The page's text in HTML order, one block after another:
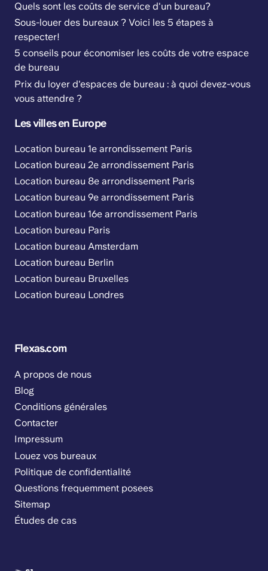
Quels sont les coûts de service d'un bureau?
Sous-louer des bureaux ? Voici les 5 étapes à
respecter!
5 conseils pour économiser les coûts de votre espace
de bureau
Prix du loyer d'espaces de bureau : à quoi devez-vous
vous attendre ?
Les villes en Europe
Location bureau 1e arrondissement Paris
Location bureau 2e arrondissement Paris
Location bureau 8e arrondissement Paris
Location bureau 9e arrondissement Paris
Location bureau 16e arrondissement Paris
Location bureau Paris
Location bureau Amsterdam
Location bureau Berlin
Location bureau Bruxelles
Location bureau Londres
Flexas.com
A propos de nous
Blog
Conditions générales
Contacter
Impressum
Louez vos bureaux
Politique de confidentialité
Questions frequemment posees
Sitemap
Études de cas